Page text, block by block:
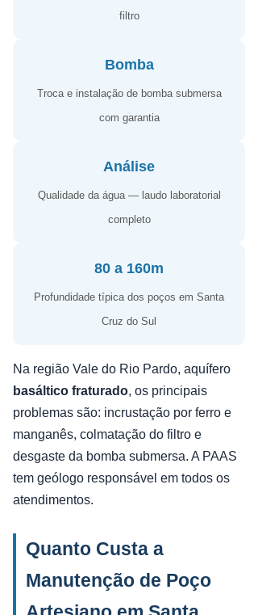
filtro
Bomba
Troca e instalação de bomba submersa
com garantia
Análise
Qualidade da água — laudo laboratorial
completo
80 a 160m
Profundidade típica dos poços em Santa
Cruz do Sul
Na região Vale do Rio Pardo, aquífero
basáltico fraturado, os principais
problemas são: incrustação por ferro e
manganês, colmatação do filtro e
desgaste da bomba submersa. A PAAS
tem geólogo responsável em todos os
atendimentos.
Quanto Custa a
Manutenção de Poço